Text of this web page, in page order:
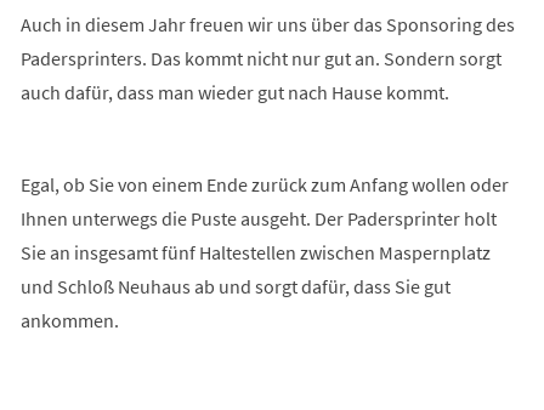
Auch in diesem Jahr freuen wir uns über das Sponsoring des
Padersprinters. Das kommt nicht nur gut an. Sondern sorgt
auch dafür, dass man wieder gut nach Hause kommt.
Egal, ob Sie von einem Ende zurück zum Anfang wollen oder
Ihnen unterwegs die Puste ausgeht. Der Padersprinter holt
Sie an insgesamt fünf Haltestellen zwischen Maspernplatz
und Schloß Neuhaus ab und sorgt dafür, dass Sie gut
ankommen.